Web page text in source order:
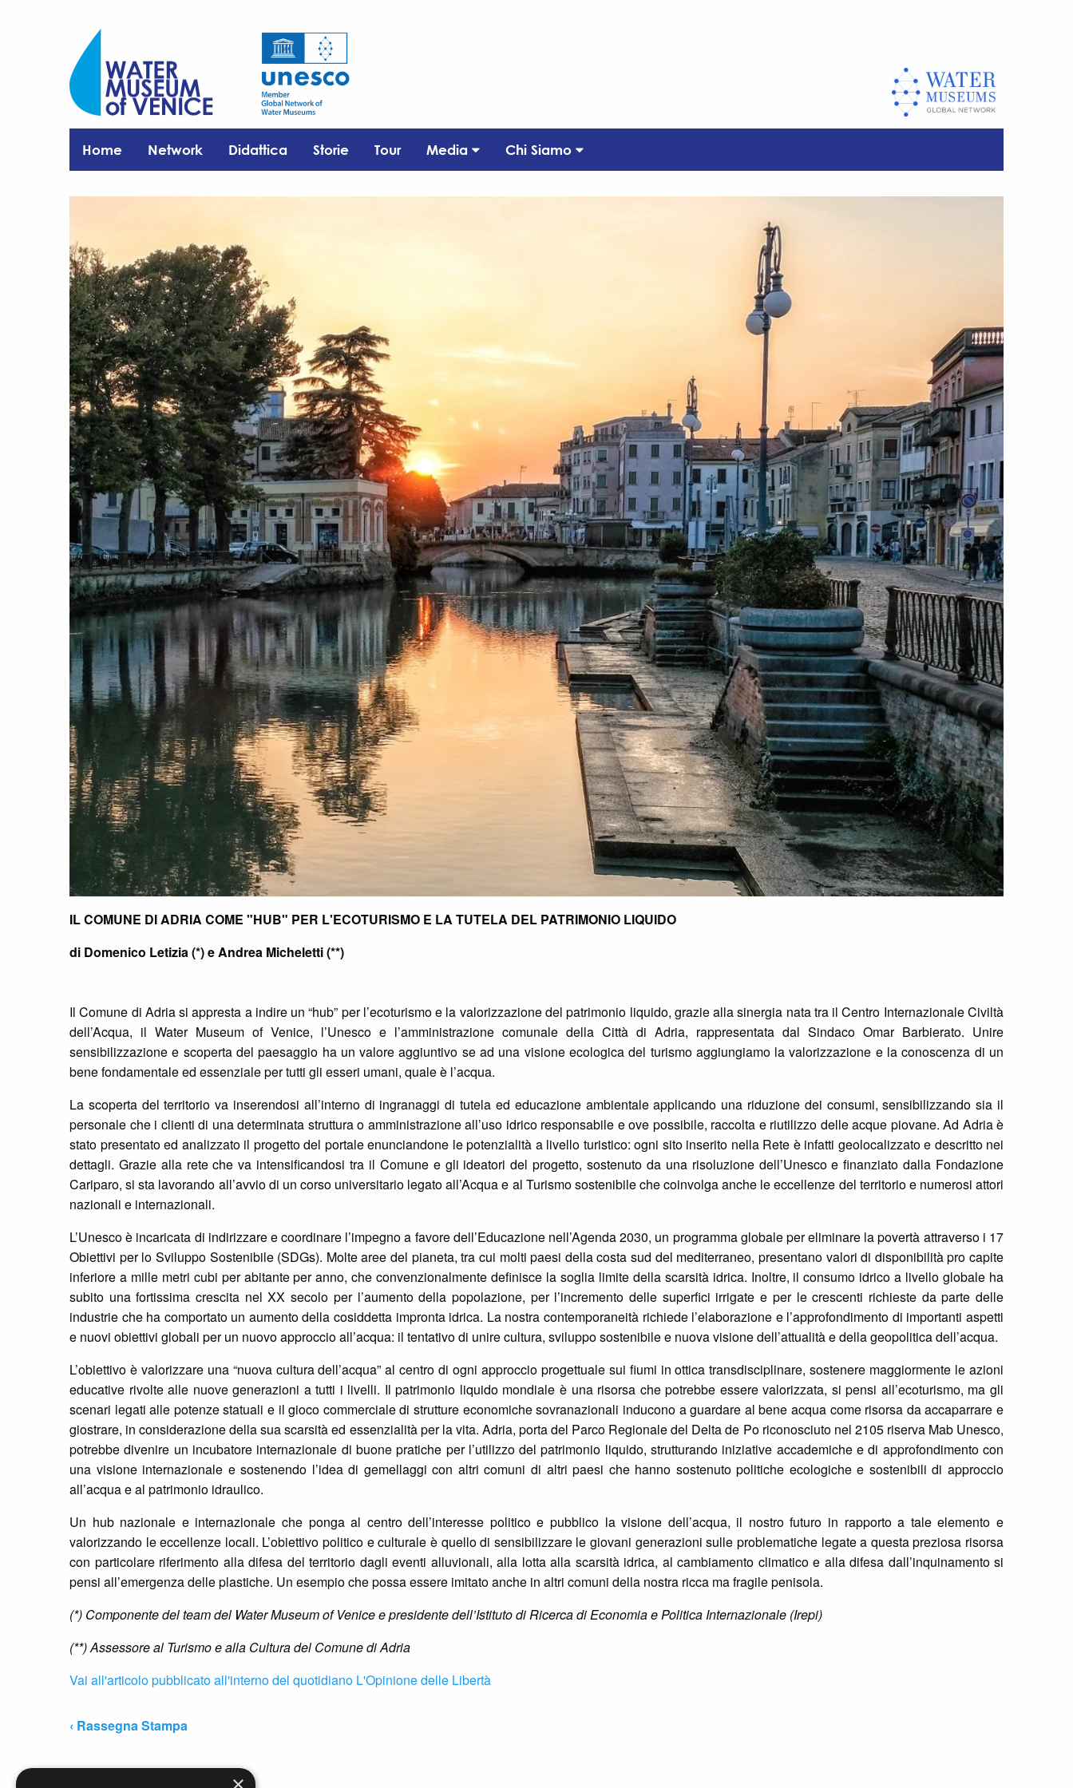
Home Network Didattica Storie Tour Media Chi Siamo
IL COMUNE DI ADRIA COME "HUB" PER L'ECOTURISMO E LA TUTELA DEL PATRIMONIO LIQUIDO
di Domenico Letizia (*) e Andrea Micheletti(**)
Il Comune di Adria si appresta a indire un “hub” per l’ecoturismo e la valorizzazione del patrimonio liquido, grazie alla sinergia nata tra il Centro Internazionale Civiltà
dell’Acqua, il Water Museum of Venice, l’Unesco e l’amministrazione comunale della Città di Adria, rappresentata dal Sindaco Omar Barbierato. Unire
sensibilizzazione e scoperta del paesaggio ha un valore aggiuntivo se ad una visione ecologica del turismo aggiungiamo la valorizzazione e la conoscenza di un
bene fondamentale ed essenziale per tutti gli esseri umani, quale è l’acqua.
La scoperta del territorio va inserendosi all’interno di ingranaggi di tutela ed educazione ambientale applicando una riduzione dei consumi, sensibilizzando sia il
personale che i clienti di una determinata struttura o amministrazione all’uso idrico responsabile e ove possibile, raccolta e riutilizzo delle acque piovane. Ad Adria è
stato presentato ed analizzato il progetto del portale enunciandone le potenzialità a livello turistico: ogni sito inserito nella Rete è infatti geolocalizzato e descritto nei
dettagli. Grazie alla rete che va intensificandosi tra il Comune e gli ideatori del progetto, sostenuto da una risoluzione dell’Unesco e finanziato dalla Fondazione
Cariparo, si sta lavorando all’avvio di un corso universitario legato all’Acqua e al Turismo sostenibile che coinvolga anche le eccellenze del territorio e numerosi attori
nazionali e internazionali.
L’Unesco è incaricata di indirizzare e coordinare l’impegno a favore dell’Educazione nell’Agenda 2030, un programma globale per eliminare la povertà attraverso i 17
Obiettivi per lo Sviluppo Sostenibile (SDGs). Molte aree del pianeta, tra cui molti paesi della costa sud del mediterraneo, presentano valori di disponibilità pro capite
inferiore a mille metri cubi per abitante per anno, che convenzionalmente definisce la soglia limite della scarsità idrica. Inoltre, il consumo idrico a livello globale ha
subito una fortissima crescita nel XX secolo per l’aumento della popolazione, per l’incremento delle superfici irrigate e per le crescenti richieste da parte delle
industrie che ha comportato un aumento della cosiddetta impronta idrica. La nostra contemporaneità richiede l’elaborazione e l’approfondimento di importanti aspetti
e nuovi obiettivi globali per un nuovo approccio all’acqua: il tentativo di unire cultura, sviluppo sostenibile e nuova visione dell’attualità e della geopolitica dell’acqua.
L’obiettivo è valorizzare una “nuova cultura dell’acqua” al centro di ogni approccio progettuale sui fiumi in ottica transdisciplinare, sostenere maggiormente le azioni
educative rivolte alle nuove generazioni a tutti i livelli. Il patrimonio liquido mondiale è una risorsa che potrebbe essere valorizzata, si pensi all’ecoturismo, ma gli
scenari legati alle potenze statuali e il gioco commerciale di strutture economiche sovranazionali inducono a guardare al bene acqua come risorsa da accaparrare e
giostrare, in considerazione della sua scarsità ed essenzialità per la vita. Adria, porta del Parco Regionale del Delta de Po riconosciuto nel 2105 riserva Mab Unesco,
potrebbe divenire un incubatore internazionale di buone pratiche per l’utilizzo del patrimonio liquido, strutturando iniziative accademiche e di approfondimento con
una visione internazionale e sostenendo l’idea di gemellaggi con altri comuni di altri paesi che hanno sostenuto politiche ecologiche e sostenibili di approccio
all’acqua e al patrimonio idraulico.
Un hub nazionale e internazionale che ponga al centro dell’interesse politico e pubblico la visione dell’acqua, il nostro futuro in rapporto a tale elemento e
valorizzando le eccellenze locali. L’obiettivo politico e culturale è quello di sensibilizzare le giovani generazioni sulle problematiche legate a questa preziosa risorsa
con particolare riferimento alla difesa del territorio dagli eventi alluvionali, alla lotta alla scarsità idrica, al cambiamento climatico e alla difesa dall’inquinamento si
pensi all’emergenza delle plastiche. Un esempio che possa essere imitato anche in altri comuni della nostra ricca ma fragile penisola.
(*) Componente del team del Water Museum of Venice e presidente dell’Istituto di Ricerca di Economia e Politica Internazionale (Irepi)
(**) Assessore al Turismo e alla Cultura del Comune di Adria
Vai all'articolo pubblicato all'interno del quotidiano L'Opinione delle Libertà
‹ Rassegna Stampa